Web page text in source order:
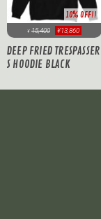
10% OFF!!
¥ 15,400 ¥13,860
DEEP FRIED TRESPASSER
S HOODIE BLACK